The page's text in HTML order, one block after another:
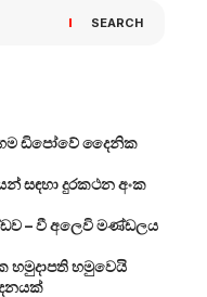
SEARCH
ඩිපෝවේ දෛනික
සඳහා දුරකථන අංක
– වී අලෙවි මණ්ඩලය
හමුදාපති හමුවෙයි